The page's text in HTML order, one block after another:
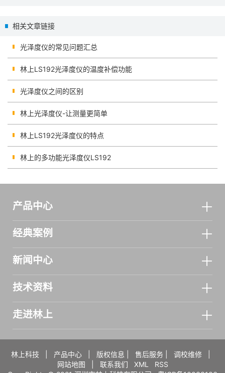
相关文章链接
光泽度仪的常见问题汇总
林上LS192光泽度仪的温度补偿功能
光泽度仪之间的区别
林上光泽度仪-让测量更简单
林上LS192光泽度仪的特点
林上的多功能光泽度仪LS192
产品中心
经典案例
新闻中心
技术资料
走进林上
林上科技 产品中心| 版权信息 售后服务| 调校维修|
网站地图
联系我们 XML
RSS